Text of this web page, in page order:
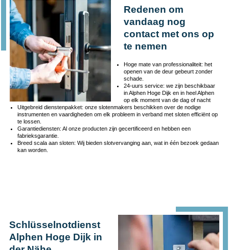
Redenen om
vandaag nog
contact met ons op
te nemen
Hoge mate van professionaliteit: het
openen van de deur gebeurt zonder
schade.
24-uurs service: we zijn beschikbaar
in Alphen Hoge Dijk en in heel Alphen
op elk moment van de dag of nacht
Uitgebreid dienstenpakket: onze slotenmakers beschikken over de nodige
instrumenten en vaardigheden om elk probleem in verband met sloten efficiënt op
te lossen.
Garantiediensten: Al onze producten zijn gecertificeerd en hebben een
fabrieksgarantie.
Breed scala aan sloten: Wij bieden slotvervanging aan, wat in één bezoek gedaan
kan worden.
Schlüsselnotdienst
Alphen Hoge Dijk in